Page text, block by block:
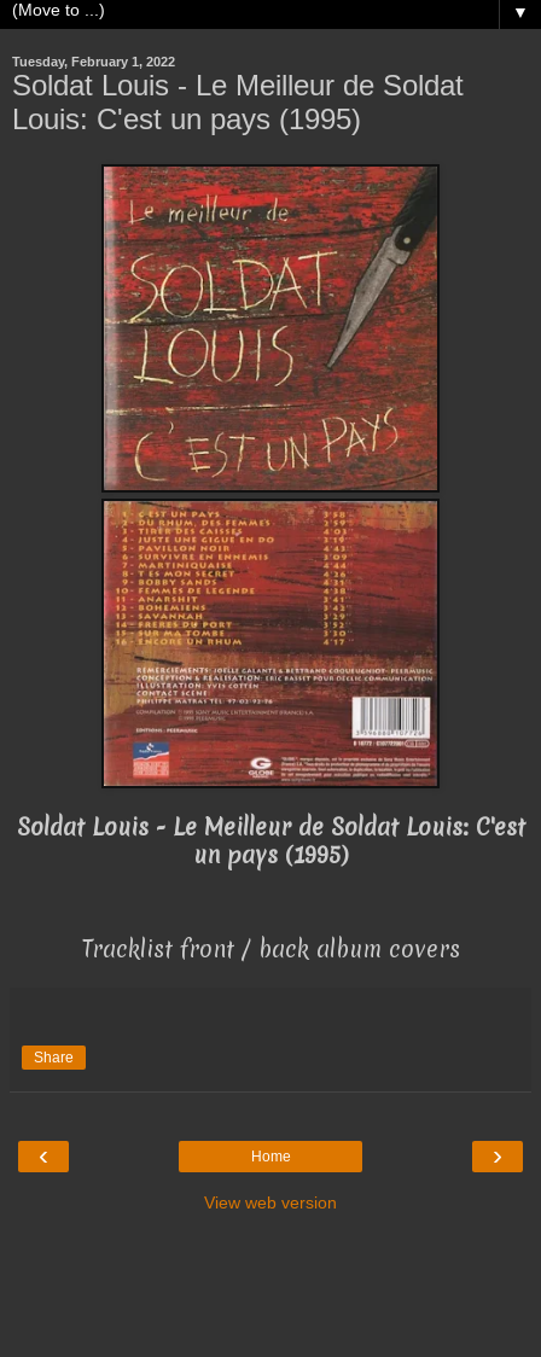
▼
Tuesday, February 1, 2022
Soldat Louis - Le Meilleur de Soldat
Louis: C'est un pays (1995)
Soldat Louis - Le Meilleur de Soldat Louis: C'est
un pays (1995)
Tracklist front / back album covers
Share
‹ ›
Home
View web version